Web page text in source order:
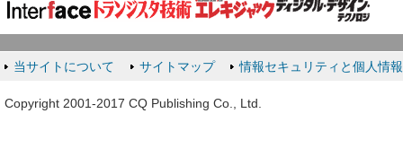
当サイトについて サイトマップ 情報セキュリティと個人情
Copyright 2001-2017 CQ Publishing Co., Ltd.